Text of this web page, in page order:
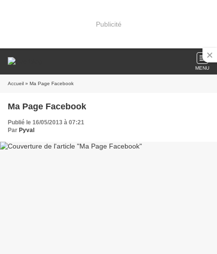
Publicité
MENU
Accueil » Ma Page Facebook
Ma Page Facebook
Publié le 16/05/2013 à 07:21
Par Pyval